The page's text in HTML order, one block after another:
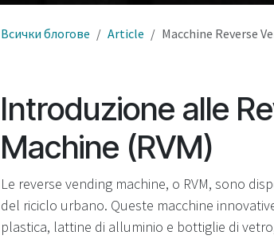
Всички блогове Article Macchine Reverse
Introduzione alle
Machine (RVM)
Le reverse vending machine, o RVM, sono
del riciclo urbano. Queste macchine
plastica, lattine di alluminio e bottiglie di